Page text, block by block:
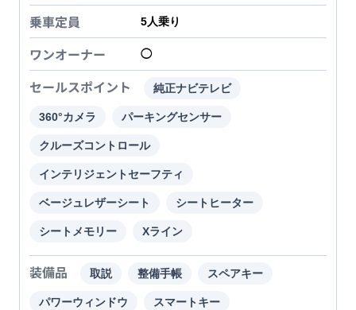
乗車定員 5人乗り
ワンオーナー ◯
セールスポイント 純正ナビテレビ
360°カメラ パーキングセンサー
クルーズコントロール
インテリジェントセーフティ
ベージュレザーシート シートヒーター
シートメモリー Xライン
装備品 取説 整備手帳 スペアキー
パワーウィンドウ スマートキー